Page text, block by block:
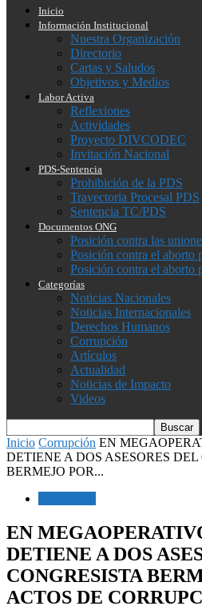
Inicio
Información Institucional
Nuestra Organización
Directorio
Cartas y Saludos
Objetivos y Medios
Labor Activa
Reflexiones
Actividades
Proyecto DIVCODEC
Invitación Nacional
PDS-Sentencia
Prohibición de la PDS
Trayectoria Procesal PDS
Sentencia TC/PDS
Documentos ONG
Posición contra las
Posición contra el aborto
Posición contra el aborto
Categorías
Noticias Nacionales
Noticias Internacionales
Derechos Humanos
Corrupción
Artículos
Actualidad
Noticias de Impacto
Videos
Inicio Corrupción EN
DETIENE A DOS ASESORES DEL
BERMEJO POR...
EN
DETIENE A DOS
CONGRESISTA
ACTOS DE